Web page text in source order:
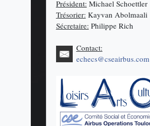
Président: Michael Schoettler
Trésorier: Kayvan Abolmaali
Sécretaire: Philippe Rich
Contact:
echecs@cseairbus.com